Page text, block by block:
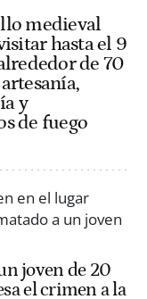
medieval
hasta el 9
de 70
y
de fuego
joven de 20
el crimen a la